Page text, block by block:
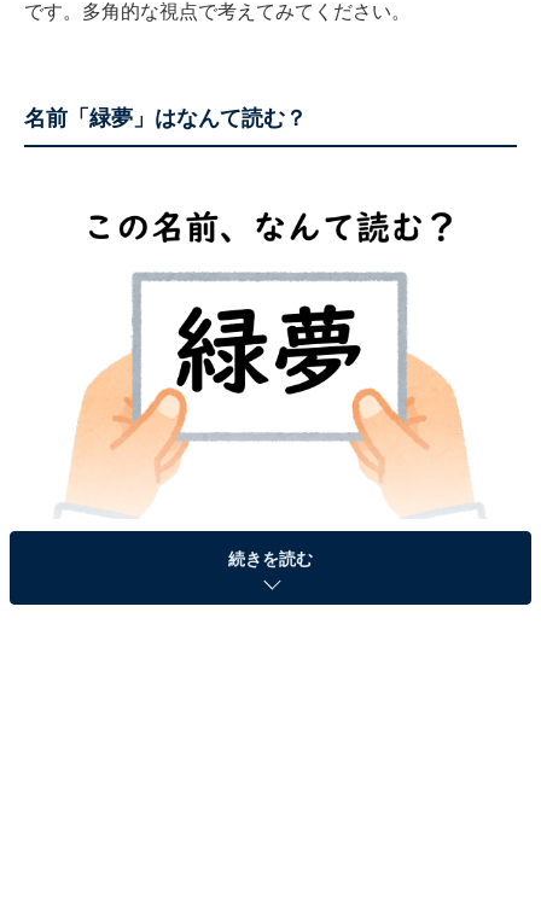
です。多角的な視点で考えてみてください。
名前「緑夢」はなんて読む？
続きを読む